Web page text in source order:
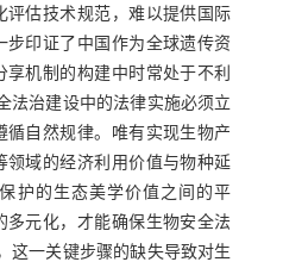
评估技术规范，难以提供国际
步印证了中国作为全球遗传资
机制的构建中时常处于不利
法治建设中的法律实施必须立
循自然规律。唯有实现生物产
领域的经济利用价值与物种延
护的生态美学价值之间的平
多元化，才能确保生物安全法
这一关键步骤的缺失导致对生